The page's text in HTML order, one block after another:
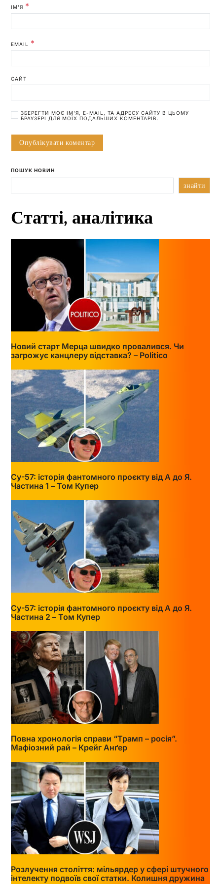
ІМ'Я *
EMAIL *
САЙТ
ЗБЕРЕГТИ МОЄ ІМ'Я, E-MAIL, ТА АДРЕСУ САЙТУ В ЦЬОМУ
БРАУЗЕРІ ДЛЯ МОЇХ ПОДАЛЬШИХ КОМЕНТАРІВ.
ПОШУК НОВИН
знайти
Статті, аналітика
Новий старт Мерца швидко провалився. Чи
загрожує канцлеру відставка? – Politico
Су-57: історія фантомного проєкту від А до Я.
Частина 1 – Том Купер
Су-57: історія фантомного проєкту від А до Я.
Частина 2 – Том Купер
Повна хронологія справи “Трамп – росія”.
Мафіозний рай – Крейг Анґер
Розлучення століття: мільярдер у сфері штучного
інтелекту подвоїв свої статки. Колишня дружина